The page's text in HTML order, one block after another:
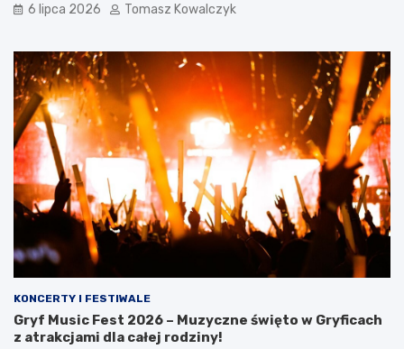
6 lipca 2026 Tomasz Kowalczyk
KONCERTY I FESTIWALE
Gryf Music Fest 2026 – Muzyczne święto w Gryficach
z atrakcjami dla całej rodziny!